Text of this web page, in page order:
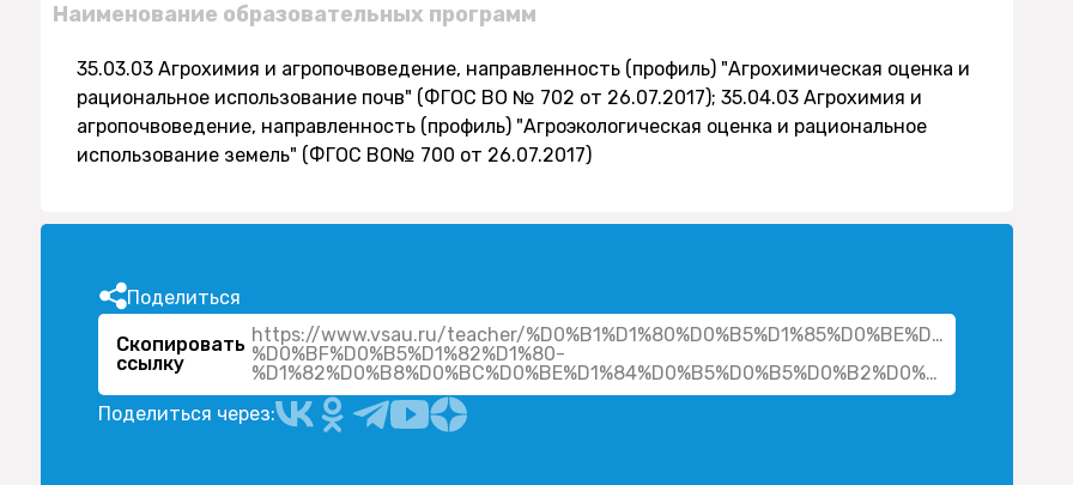
Наименование образовательных программ
35.03.03 Агрохимия и агропочвоведение, направленность (профиль) "Агрохимическая оценка и
рациональное использование почв" (ФГОС ВО № 702 от 26.07.2017); 35.04.03 Агрохимия и
агропочвоведение, направленность (профиль) "Агроэкологическая оценка и рациональное
использование земель" (ФГОС ВО№ 700 от 26.07.2017)
Поделиться
Скопировать
ссылку
https://www.vsau.ru/teacher/%D0%B1%D1%80%D0%B5%D1%85%D0%BE%D0%B2-
%D0%BF%D0%B5%D1%82%D1%80-
%D1%82%D0%B8%D0%BC%D0%BE%D1%84%D0%B5%D0%B5%D0%B2%D0%B8%D1%87/
Поделиться через: